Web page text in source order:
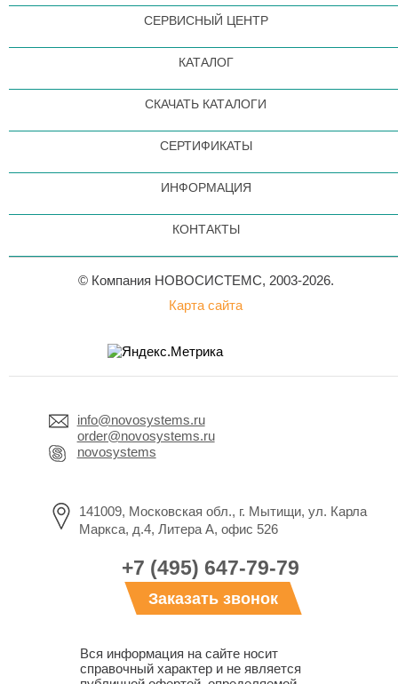
СЕРВИСНЫЙ ЦЕНТР
КАТАЛОГ
СКАЧАТЬ КАТАЛОГИ
СЕРТИФИКАТЫ
ИНФОРМАЦИЯ
КОНТАКТЫ
© Компания НОВОСИСТЕМС, 2003-2026.
Карта сайта
info@novosystems.ru
order@novosystems.ru
novosystems
141009, Московская обл., г. Мытищи, ул. Карла
Маркса, д.4, Литера А, офис 526
+7 (495) 647-79-79
Заказать звонок
Вся информация на сайте носит
справочный характер и не является